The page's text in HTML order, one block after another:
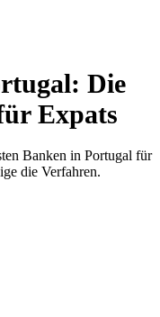
Die
Expats
Banken in Portugal für
die Verfahren.